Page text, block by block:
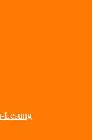
Lesung